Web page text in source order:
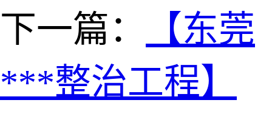
下一篇：
【东莞
***整治工程】